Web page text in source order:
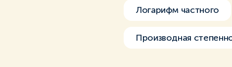
Логарифм частного
Производная